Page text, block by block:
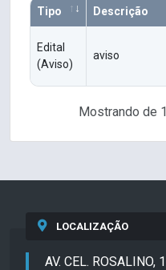
Tipo Descrição
Edital
(Aviso)
aviso
Mostrando de
LOCALIZAÇÃO
AV. CEL. ROSALINO,